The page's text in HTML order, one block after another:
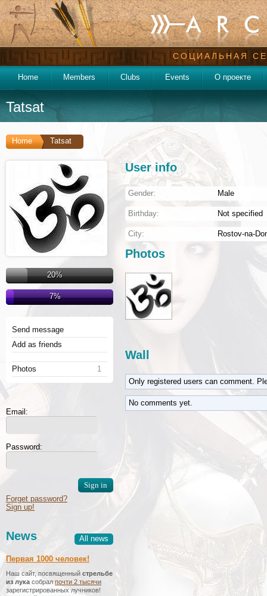
СОЦИАЛЬНАЯ
Home Members Clubs Events О проекте
Tatsat
Home Tatsat
20%
7%
Send message
Add as friends
1
Photos
Email:
Password:
Forget password?
Sign up!
All news
News
Первая 1000 человек!
Наш сайт, посвященный стрельбе
из лука собрал почти 2 тысячи
зарегистрированных лучников!
User info
Gender: Male
Birthday: Not specified
City: Rostov-na-
Photos
Wall
Only registered users can comment.
No comments yet.